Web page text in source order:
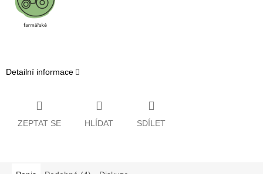
Detailní informace
ZEPTAT SE HLÍDAT SDÍLET